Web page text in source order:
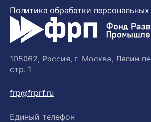
Политика обработки
105062, Россия, г. Москва, Лялин
стр. 1
frp@frprf.ru
Единый телефон